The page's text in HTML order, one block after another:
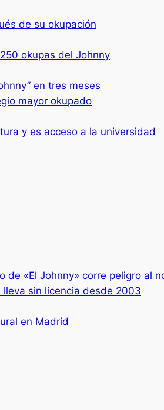
de su okupación
okupas del Johnny
en tres meses
mayor okupado
y es acceso a la universidad
de «El Johnny» corre peligro al
lleva sin licencia desde 2003
en Madrid